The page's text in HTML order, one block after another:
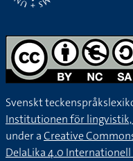
Svenskt
Institutionen för
under aCreative
DelaLika 4.0 Internationell